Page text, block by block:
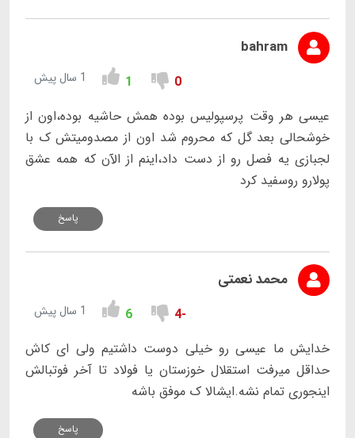
bahram
0
1 1 سال پیش
عیسی هر وقت پرسپولیس بوده همش حاشیه بوده،اون از
خوشحالی بعد گل که محروم شد اون از مصدومیتش ک با
لجبازی یه فصل رو از دست داد،اینم از الآن که همه عشق
پولارو روسفید کرد
پاسخ
محمد نعمتی
-4
6 1 سال پیش
خدایش ما عیسی رو خیلی دوست داشتیم ولی ای کاش
حداقل میرفت استقلال خوزستان یا فولاد تا آخر فوتبالش
اینجوری تمام نشه.ایشالا ک موفق باشه
پاسخ